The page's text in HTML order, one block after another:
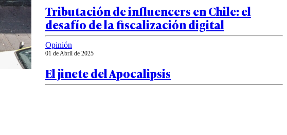
Tributación de influencers en Chile: el
desafío de la fiscalización digital
Opinión
01 de Abril de 2025
El jinete del Apocalipsis